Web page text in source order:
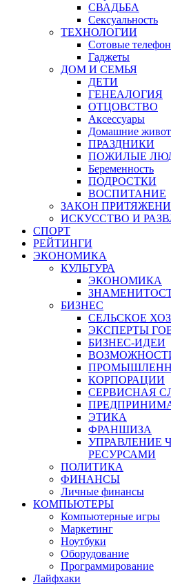
СВАДЬБА
Сексуальность
ТЕХНОЛОГИИ
Сотовые
Гаджеты
ДОМ И СЕМЬЯ
ДЕТИ
ГЕНЕАЛОГИЯ
ОТЦОВСТВО
Аксессуары
Домашние
ПРАЗДНИКИ
ПОЖИЛЫЕ
Беременность
ПОДРОСТКИ
ВОСПИТАНИЕ
ЗАКОН
ИСКУССТВО И
СПОРТ
РЕЙТИНГИ
ЭКОНОМИКА
КУЛЬТУРА
ЭКОНОМИКА
БИЗНЕС
СЕЛЬСКОЕ
ЭКСПЕРТЫ
БИЗНЕС-ИДЕИ
КОРПОРАЦИИ
СЕРВИСНАЯ
ЭТИКА
ФРАНШИЗА
УПРАВЛЕНИЕ
РЕСУРСАМИ
ПОЛИТИКА
ФИНАНСЫ
Личные финансы
КОМПЬЮТЕРЫ
Компьютерные игры
Маркетинг
Ноутбуки
Оборудование
Программирование
Лайфхаки